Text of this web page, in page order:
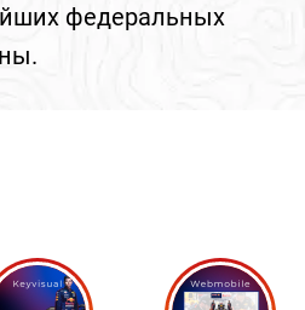
федеральных